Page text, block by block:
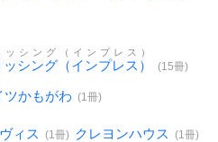
シング（インプレス）
シング（インプレス）
(15冊)
ツかもがわ (1冊)
ィス (1冊) クレヨンハウス (1冊)